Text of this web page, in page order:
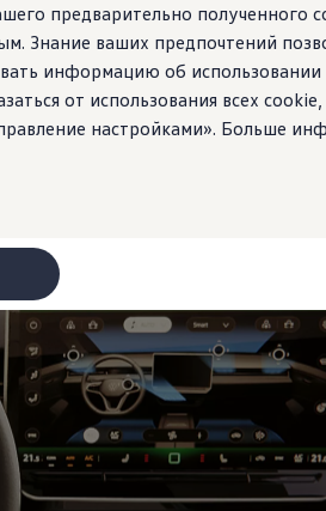
предварительно полученного
Знание ваших предпочтений
информацию об
от использования всех
настройками». Больше